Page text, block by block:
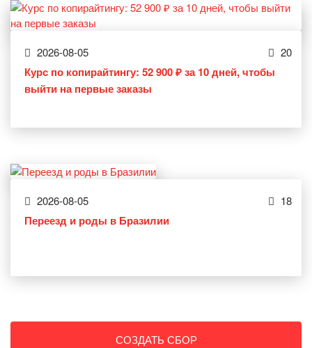
2026-08-05 20
Курс по копирайтингу: 52 900 ₽ за 10 дней, чтобы
выйти на первые заказы
2026-08-05 18
Переезд и роды в Бразилии
СОЗДАТЬ СБОР